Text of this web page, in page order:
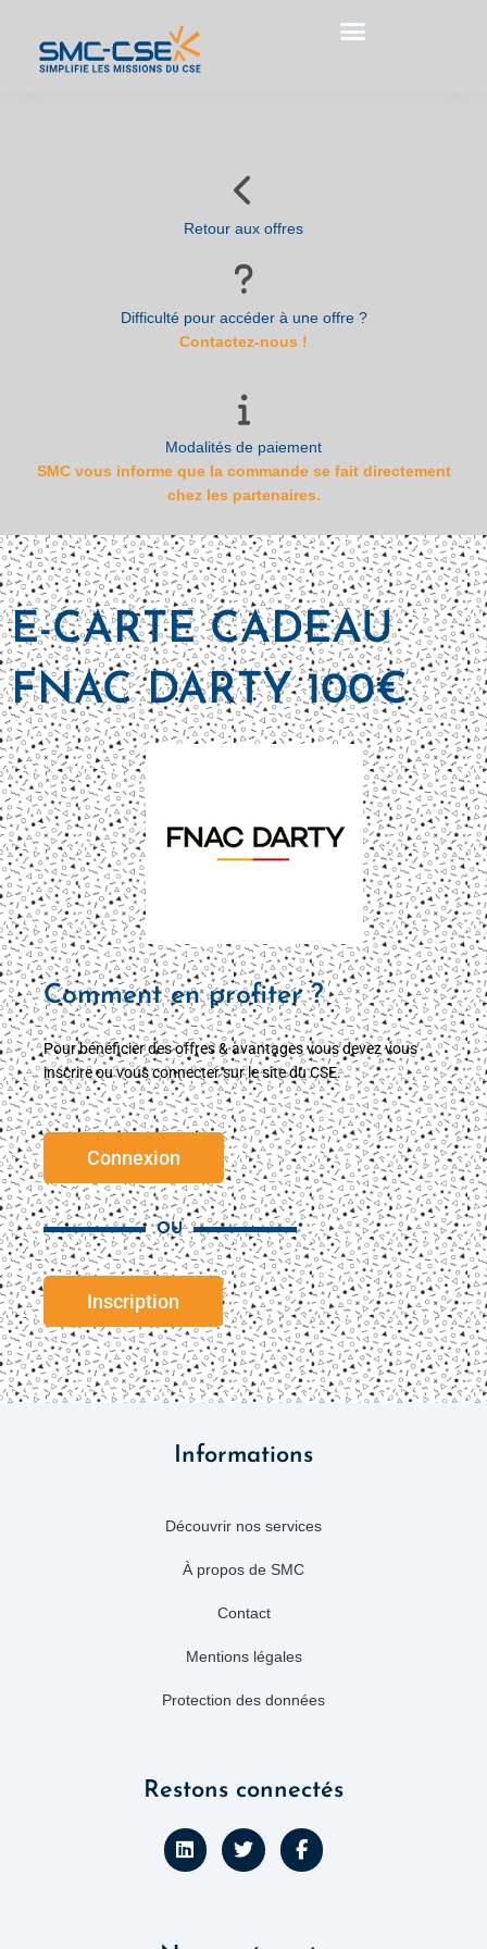
contenu
Retour aux offres
Difficulté pour accéder à une offre ?
Contactez-nous !
Modalités de paiement
SMC vous informe que la commande se fait directement
chez les partenaires.
E-CARTE CADEAU
FNAC DARTY 100€
Comment en profiter ?
Pour bénéficier des offres & avantages vous devez vous
inscrire ou vous connecter sur le site du CSE.
Connexion
OU
Inscription
Informations
Découvrir nos services
À propos de SMC
Contact
Mentions légales
Protection des données
Restons connectés
L
i
n
T
w
i
F
a
c